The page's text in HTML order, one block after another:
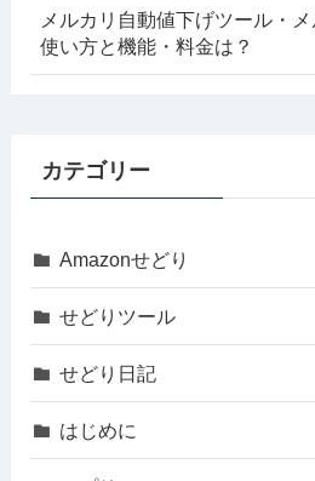
メルカリ自動値下げツール・
使い方と機能・料金は？
カテゴリー
Amazonせどり
せどりツール
せどり日記
はじめに